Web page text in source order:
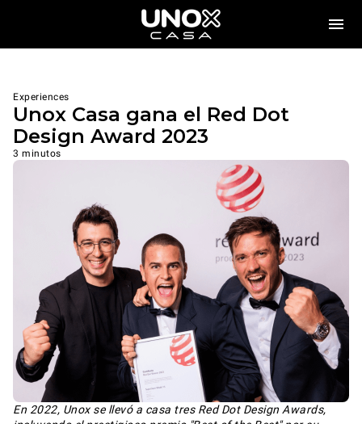
Experiences
Unox Casa gana el Red Dot
Design Award 2023
3 minutos
En 2022, Unox se llevó a casa tres Red Dot Design Awards,